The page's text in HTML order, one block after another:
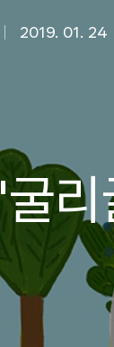
2019. 01. 24
'굴